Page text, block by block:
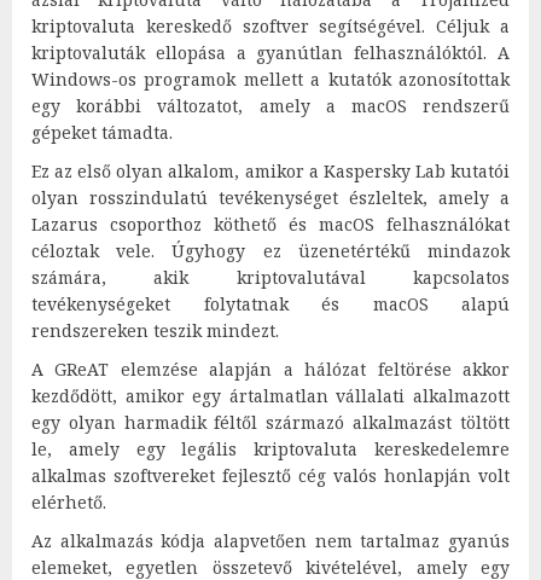
kriptovaluta kereskedő szoftver segítségével. Céljuk a
kriptovaluták ellopása a gyanútlan felhasználóktól. A
Windows-os programok mellett a kutatók azonosítottak
egy korábbi változatot, amely a macOS rendszerű
gépeket támadta.
Ez az első olyan alkalom, amikor a Kaspersky Lab kutatói
olyan rosszindulatú tevékenységet észleltek, amely a
Lazarus csoporthoz köthető és macOS felhasználókat
céloztak vele. Úgyhogy ez üzenetértékű mindazok
számára, akik kriptovalutával kapcsolatos
tevékenységeket folytatnak és macOS alapú
rendszereken teszik mindezt.
A GReAT elemzése alapján a hálózat feltörése akkor
kezdődött, amikor egy ártalmatlan vállalati alkalmazott
egy olyan harmadik féltől származó alkalmazást töltött
le, amely egy legális kriptovaluta kereskedelemre
alkalmas szoftvereket fejlesztő cég valós honlapján volt
elérhető.
Az alkalmazás kódja alapvetően nem tartalmaz gyanús
elemeket, egyetlen összetevő kivételével, amely egy